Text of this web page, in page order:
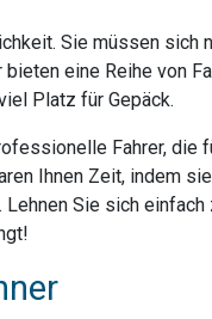
Sie müssen sich
eine Reihe von
Platz für Gepäck.
Fahrer, die
Ihnen Zeit, indem
Sie sich einfach